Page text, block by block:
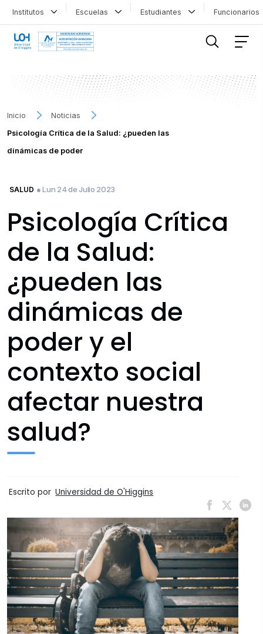
Institutos Escuelas Estudiantes
Inicio
Noticias
Psicología Crítica de la Salud: ¿pueden las
dinámicas de poder
SALUD ● Lun 24 de Julio 2023
Psicología Crítica
de la Salud:
¿pueden las
dinámicas de
poder y el
contexto social
afectar nuestra
salud?
Escrito por Universidad de O'Higgins